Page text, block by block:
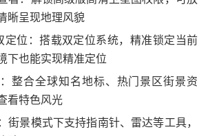
晰呈现地理风貌
定位：搭载双定位系统，精准锁定当前
下也能实现精准定位
整合全球知名地标、热门景区街景资
看特色风光
街景模式下支持指南针、雷达等工具，